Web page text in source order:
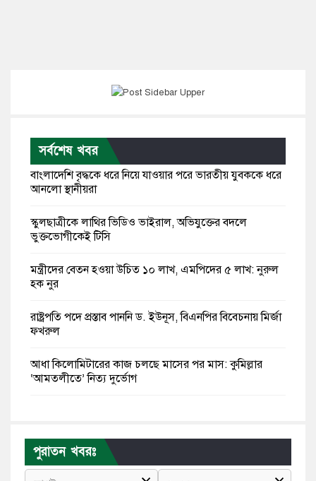
সর্বশেষ খবর
বাংলাদেশি বৃদ্ধকে ধরে নিয়ে যাওয়ার পরে ভারতীয় যুবককে ধরে
আনলো স্থানীয়রা
স্কুলছাত্রীকে লাথির ভিডিও ভাইরাল, অভিযুক্তের বদলে
ভুক্তভোগীকেই টিসি
মন্ত্রীদের বেতন হওয়া উচিত ১০ লাখ, এমপিদের ৫ লাখ: নুরুল
হক নুর
রাষ্ট্রপতি পদে প্রস্তাব পাননি ড. ইউনূস, বিএনপির বিবেচনায় মির্জা
ফখরুল
আধা কিলোমিটারের কাজ চলছে মাসের পর মাস: কুমিল্লার
‘আমতলীতে’ নিত্য দুর্ভোগ
পুলিশকে পিটিয়ে রক্তাক্ত করেছি এ দৃশ্য কি আপনারা দেখেননি:
এনসিপি নেতা
পুরাতন খবরঃ